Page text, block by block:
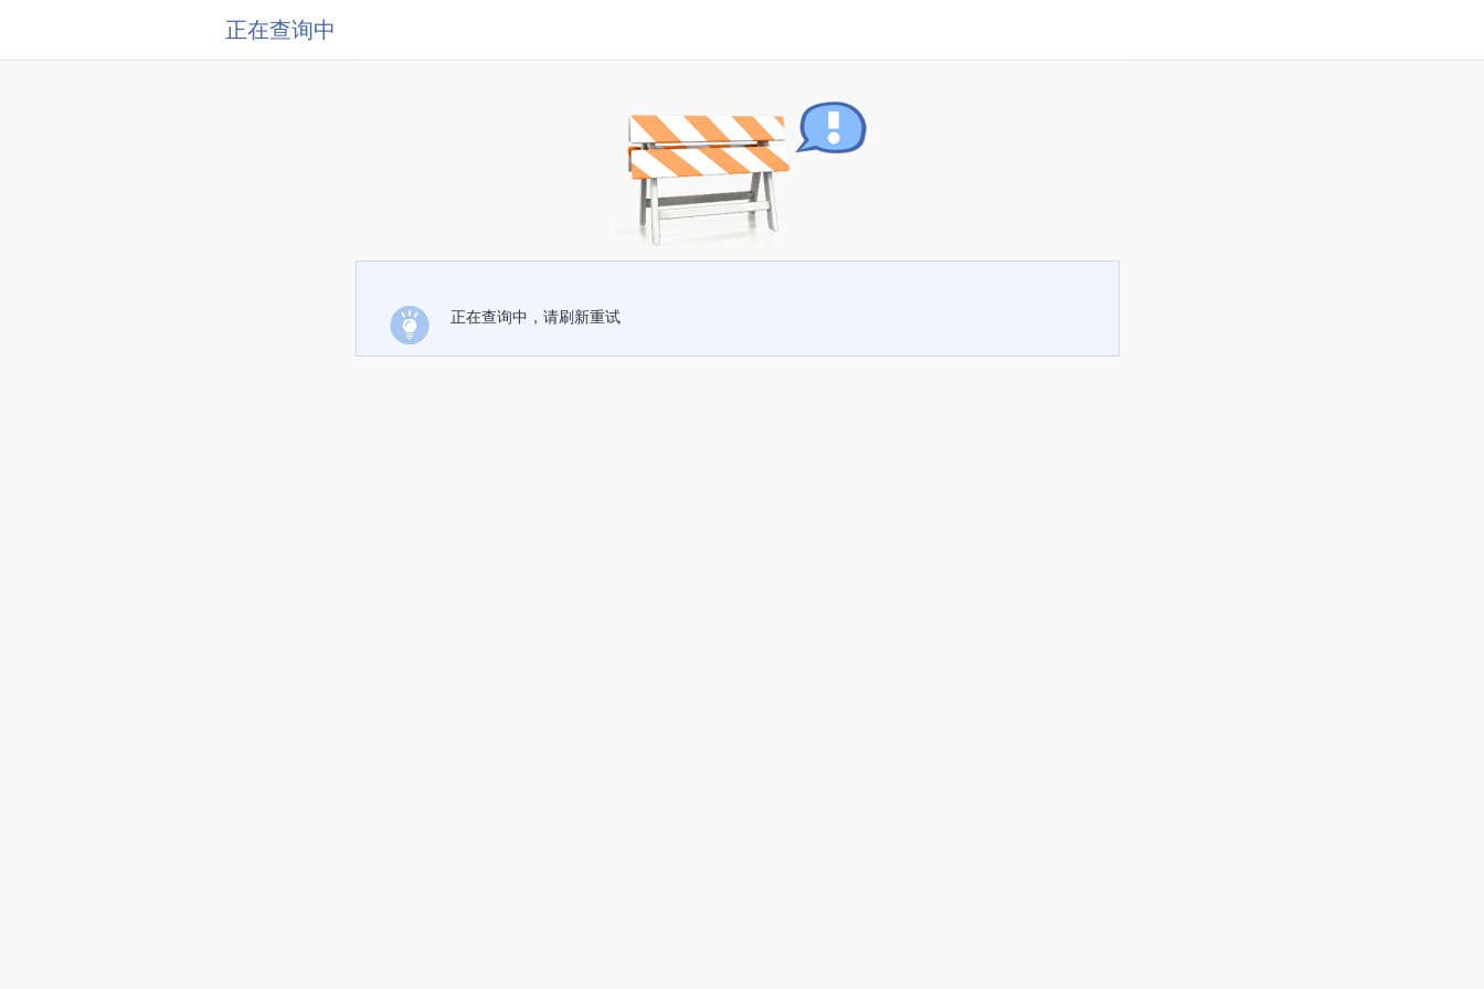
正在查询中
正在查询中，请刷新重试